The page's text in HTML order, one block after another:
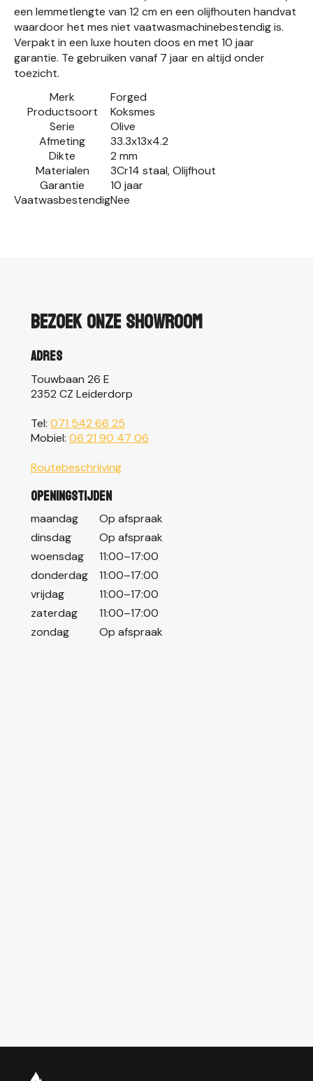
een lemmetlengte van 12 cm en een olijfhouten handvat
waardoor het mes niet vaatwasmachinebestendig is.
Verpakt in een luxe houten doos en met 10 jaar
garantie. Te gebruiken vanaf 7 jaar en altijd onder
toezicht.
Merk
Forged
Productsoort
Koksmes
Serie
Olive
Afmeting
33.3x13x4.2
Dikte
2 mm
Materialen
3Cr14 staal, Olijfhout
Garantie
10 jaar
VaatwasbestendigNee
Bezoek onze showroom
Adres
Touwbaan 26 E
2352 CZ Leiderdorp
Tel: 071 542 66 25
Mobiel: 06 21 90 47 06
Routebeschrijving
Openingstijden
maandag
Op afspraak
dinsdag
Op afspraak
woensdag
11:00–17:00
donderdag
11:00–17:00
vrijdag
11:00–17:00
zaterdag
11:00–17:00
zondag
Op afspraak